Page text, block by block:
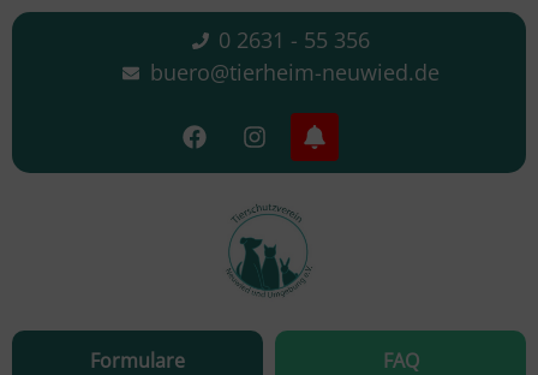
0 2631 - 55 356
buero@tierheim-neuwied.de
Formulare FAQ